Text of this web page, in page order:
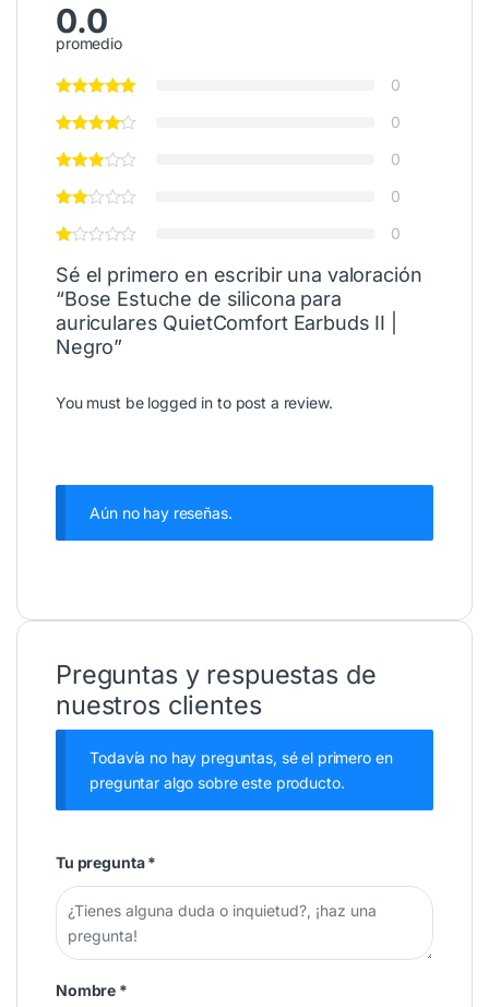
0.0
promedio
0
0
0
0
0
Sé el primero en escribir una valoración
“Bose Estuche de silicona para
auriculares QuietComfort Earbuds II |
Negro”
You must be logged in to post a review.
Aún no hay reseñas.
Preguntas y respuestas de
nuestros clientes
Todavía no hay preguntas, sé el primero en
preguntar algo sobre este producto.
Tu pregunta*
Nombre *